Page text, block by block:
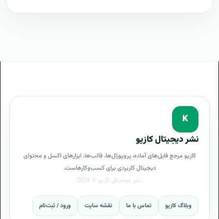
Intelligence)
Intelligence)
پروپوزال BI یا هوش تجاری (Business Intelligence)
K
نشر دیجیتال کازیو
کازیو مرجع فایل‌های آماده، پروپوزال‌ها، قالب‌ها، ابزارهای اکسل و محتوای
دیجیتال کاربردی برای کسب‌وکارهاست.
وبلاگ کازیو تماس با ما نقشه سایت ورود / ثبت‌نام